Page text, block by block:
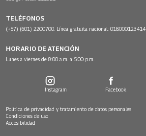
TELÉFONOS
(+57) (601) 2200700. Línea gratuita nacional: 018000123414
HORARIO DE ATENCIÓN
Lunes a viernes de 8:00 a.m. a 5:00 p.m.
Instagram Facebook
Política de privacidad y tratamiento de datos personales
Condiciones de uso
Accesibilidad